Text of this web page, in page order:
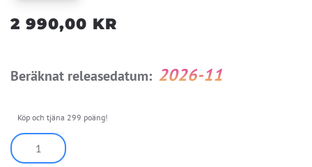
2 990,00 KR
Beräknat releasedatum: 2026-11
Köp och tjäna 299 poäng!
[Bonus
Included]